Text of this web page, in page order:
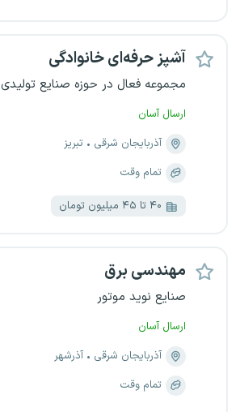
آشپز حرفه‌ای خانوادگی
مجموعه فعال در حوزه صنایع تولیدی
ارسال آسان
آذربایجان شرقی
تبریز
تمام وقت
۴۰ تا ۴۵ میلیون تومان
مهندسی برق
صنایع نوید موتور
ارسال آسان
آذربایجان شرقی
آذرشهر
تمام وقت